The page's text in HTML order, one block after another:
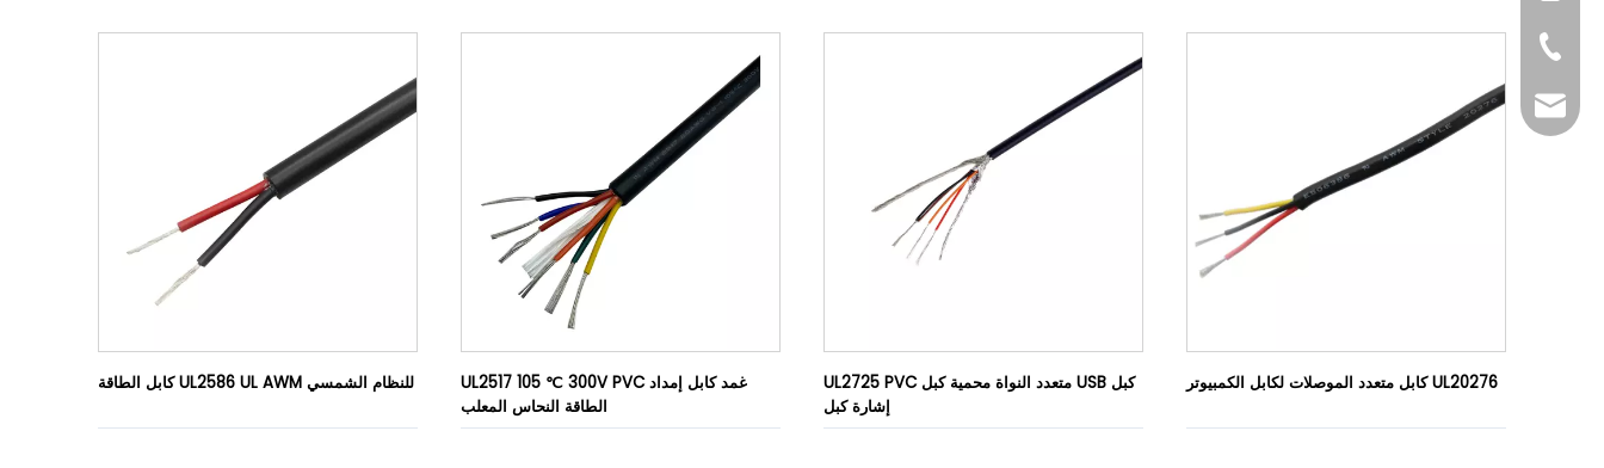
كابل الطاقة UL2586 UL AWM للنظام الشمسي
UL2517 105 ℃ 300V PVC غمد كابل إمداد
الطاقة النحاس المعلب
UL2725 PVC متعدد النواة محمية كبل USB كبل
إشارة كبل
كابل متعدد الموصلات لكابل الكمبيوتر UL20276
+86-769-